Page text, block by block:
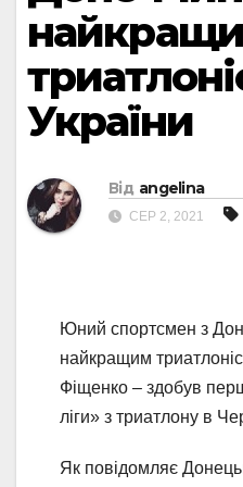
України
Від angelina
СЕР 2, 2021
Юний спортсмен з
найкращим
Фіщенко – здобув
ліги» з триатлону в
Як повідомляє